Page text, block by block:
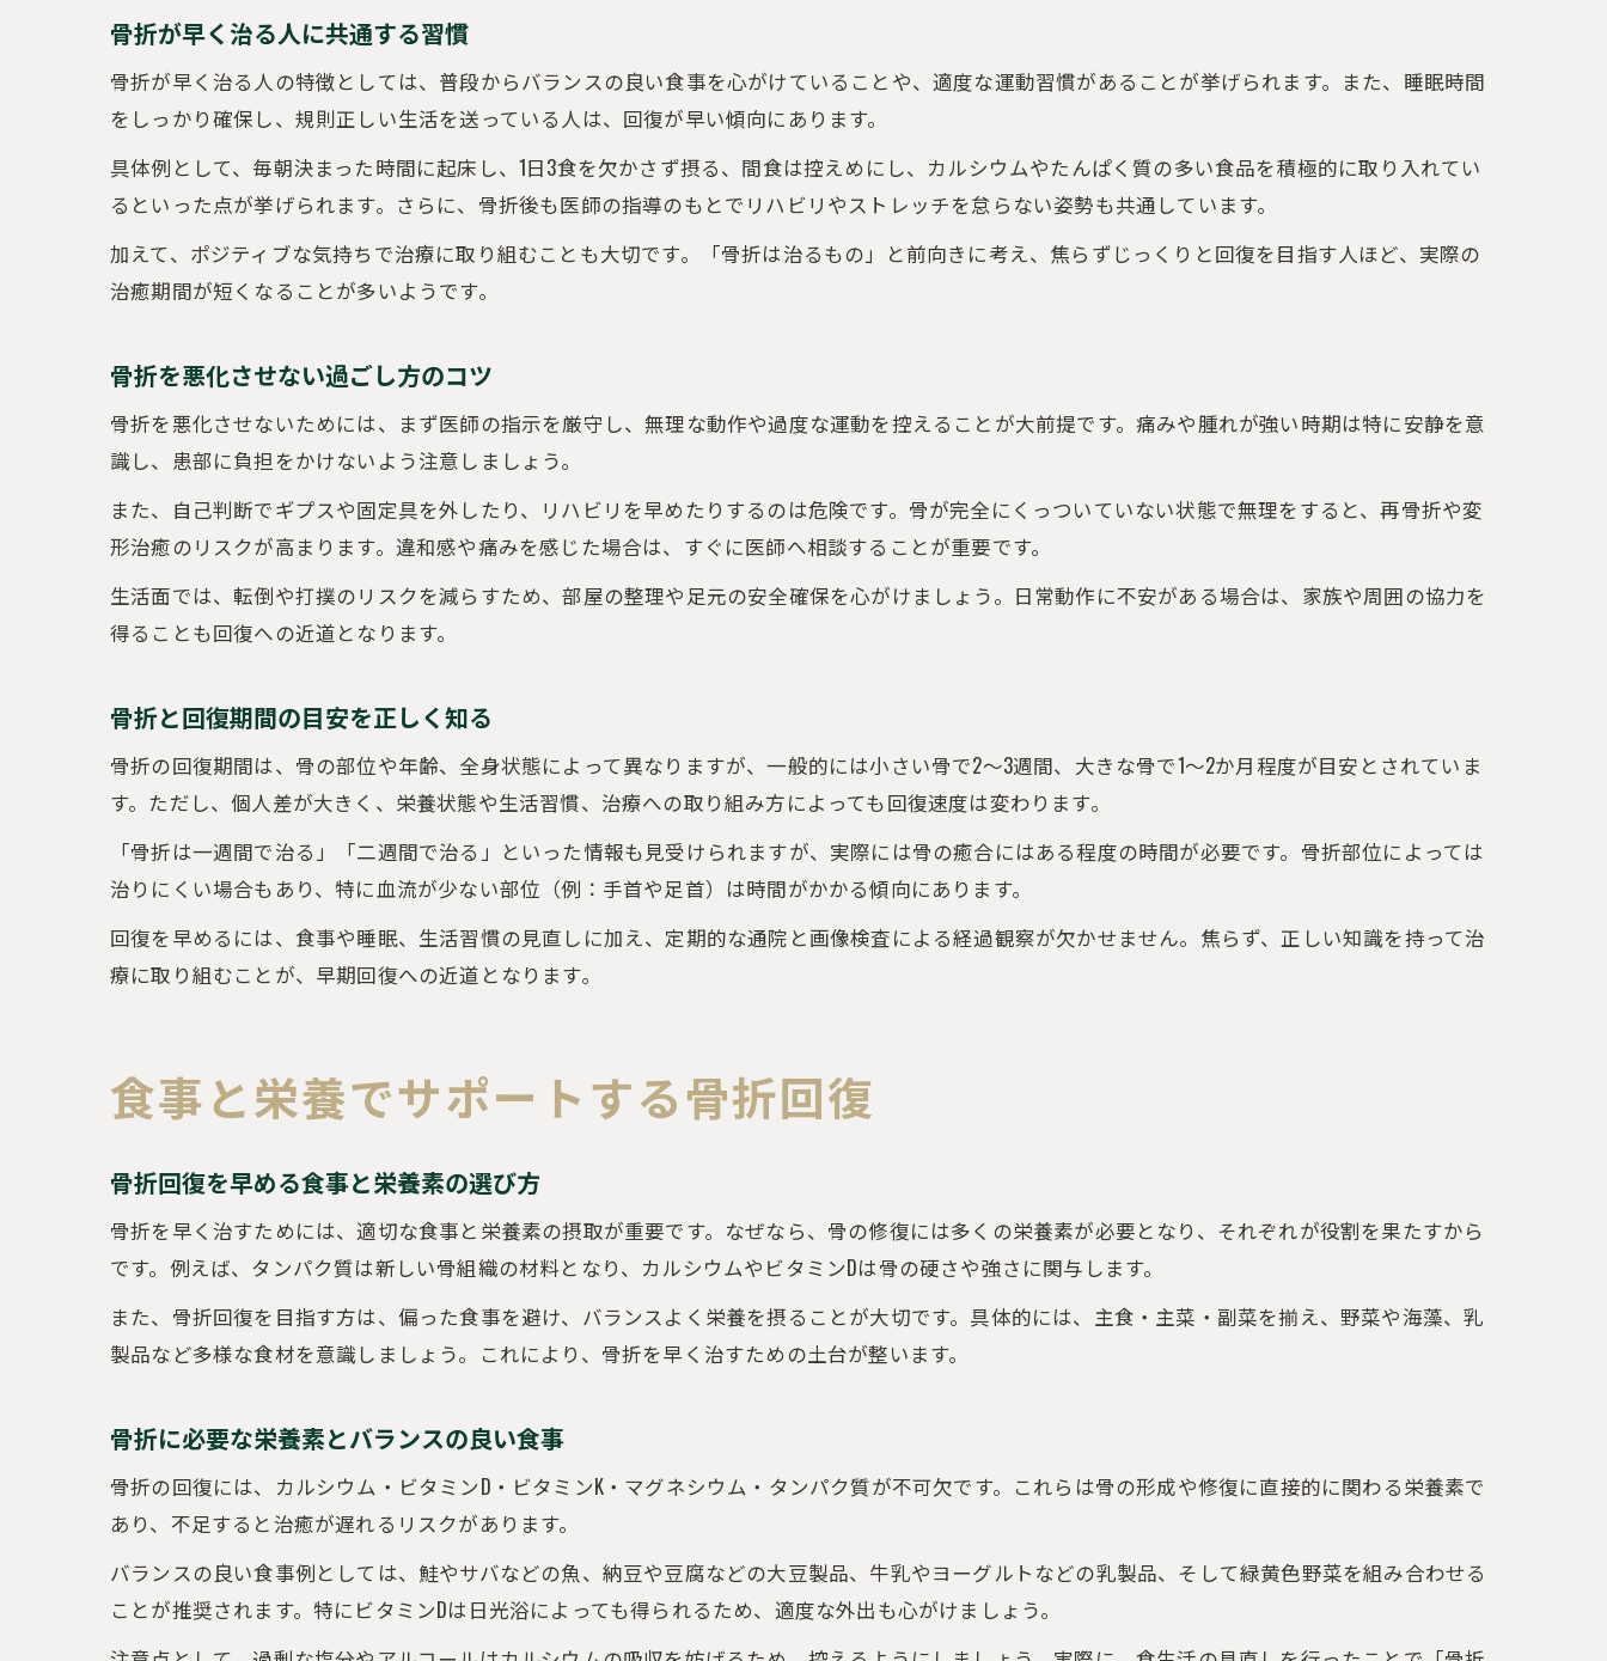
骨折回復を促す安静な過ごし方の具体策
骨折を早く治すための睡眠と休息の重要性
骨折と向き合い早期回復を目指す行動指針
骨折を早く治すための行動指針まとめ
骨折時に意識したい回復サポート策
骨折が早く治る人に共通する習慣
骨折が早く治る人の特徴としては、普段からバランスの良い食事を心がけていることや、適度な運動習慣があることが挙げられます。また、睡眠時間
をしっかり確保し、規則正しい生活を送っている人は、回復が早い傾向にあります。
具体例として、毎朝決まった時間に起床し、1日3食を欠かさず摂る、間食は控えめにし、カルシウムやたんぱく質の多い食品を積極的に取り入れてい
るといった点が挙げられます。さらに、骨折後も医師の指導のもとでリハビリやストレッチを怠らない姿勢も共通しています。
加えて、ポジティブな気持ちで治療に取り組むことも大切です。「骨折は治るもの」と前向きに考え、焦らずじっくりと回復を目指す人ほど、実際の
治癒期間が短くなることが多いようです。
骨折を悪化させない過ごし方のコツ
骨折を悪化させないためには、まず医師の指示を厳守し、無理な動作や過度な運動を控えることが大前提です。痛みや腫れが強い時期は特に安静を意
識し、患部に負担をかけないよう注意しましょう。
また、自己判断でギプスや固定具を外したり、リハビリを早めたりするのは危険です。骨が完全にくっついていない状態で無理をすると、再骨折や変
形治癒のリスクが高まります。違和感や痛みを感じた場合は、すぐに医師へ相談することが重要です。
生活面では、転倒や打撲のリスクを減らすため、部屋の整理や足元の安全確保を心がけましょう。日常動作に不安がある場合は、家族や周囲の協力を
得ることも回復への近道となります。
骨折と回復期間の目安を正しく知る
骨折の回復期間は、骨の部位や年齢、全身状態によって異なりますが、一般的には小さい骨で2～3週間、大きな骨で1～2か月程度が目安とされていま
す。ただし、個人差が大きく、栄養状態や生活習慣、治療への取り組み方によっても回復速度は変わります。
「骨折は一週間で治る」「二週間で治る」といった情報も見受けられますが、実際には骨の癒合にはある程度の時間が必要です。骨折部位によっては
治りにくい場合もあり、特に血流が少ない部位（例：手首や足首）は時間がかかる傾向にあります。
回復を早めるには、食事や睡眠、生活習慣の見直しに加え、定期的な通院と画像検査による経過観察が欠かせません。焦らず、正しい知識を持って治
療に取り組むことが、早期回復への近道となります。
食事と栄養でサポートする骨折回復
骨折回復を早める食事と栄養素の選び方
骨折を早く治すためには、適切な食事と栄養素の摂取が重要です。なぜなら、骨の修復には多くの栄養素が必要となり、それぞれが役割を果たすから
です。例えば、タンパク質は新しい骨組織の材料となり、カルシウムやビタミンDは骨の硬さや強さに関与します。
また、骨折回復を目指す方は、偏った食事を避け、バランスよく栄養を摂ることが大切です。具体的には、主食・主菜・副菜を揃え、野菜や海藻、乳
製品など多様な食材を意識しましょう。これにより、骨折を早く治すための土台が整います。
骨折に必要な栄養素とバランスの良い食事
骨折の回復には、カルシウム・ビタミンD・ビタミンK・マグネシウム・タンパク質が不可欠です。これらは骨の形成や修復に直接的に関わる栄養素で
あり、不足すると治癒が遅れるリスクがあります。
バランスの良い食事例としては、鮭やサバなどの魚、納豆や豆腐などの大豆製品、牛乳やヨーグルトなどの乳製品、そして緑黄色野菜を組み合わせる
ことが推奨されます。特にビタミンDは日光浴によっても得られるため、適度な外出も心がけましょう。